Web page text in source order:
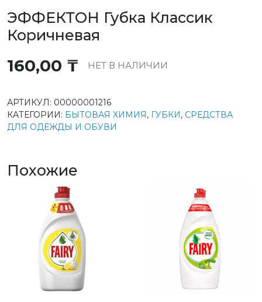
ЭФФЕКТОН Губка Классик
Коричневая
160,00 ₸ НЕТ В НАЛИЧИИ
АРТИКУЛ: 00000001216
КАТЕГОРИИ: БЫТОВАЯ ХИМИЯ, ГУБКИ, СРЕДСТВА
ДЛЯ ОДЕЖДЫ И ОБУВИ
Похожие